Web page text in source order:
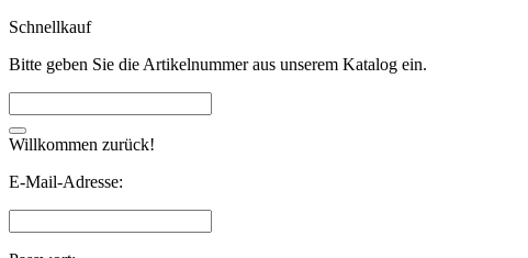
Schnellkauf
Bitte geben Sie die Artikelnummer aus unserem Katalog ein.
Willkommen zurück!
E-Mail-Adresse: